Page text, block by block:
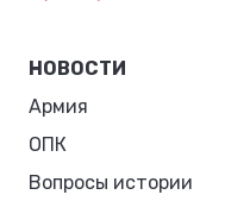
НОВОСТИ
Армия
ОПК
Вопросы истории